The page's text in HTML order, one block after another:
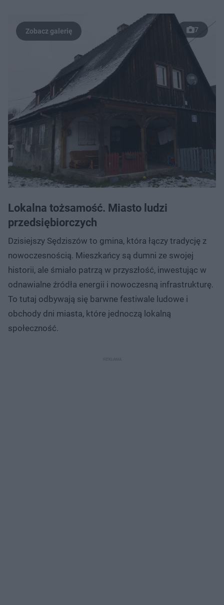
7
Lokalna tożsamość. Miasto ludzi
przedsiębiorczych
Dzisiejszy Sędziszów to gmina, która łączy tradycję z
nowoczesnością. Mieszkańcy są dumni ze swojej
historii, ale śmiało patrzą w przyszłość, inwestując w
odnawialne źródła energii i nowoczesną infrastrukturę.
To tutaj odbywają się barwne festiwale ludowe i
obchody dni miasta, które jednoczą lokalną
społeczność.